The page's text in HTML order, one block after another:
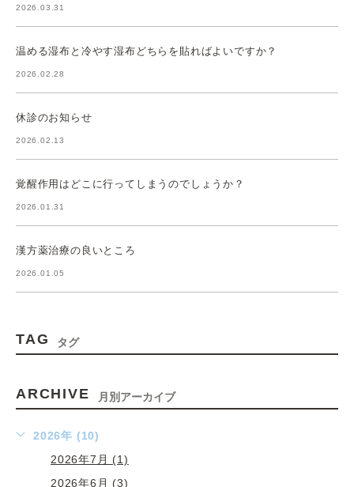
2026.03.31
温める湿布と冷やす湿布どちらを貼ればよいですか？
2026.02.28
休診のお知らせ
2026.02.13
覚醒作用はどこに行ってしまうのでしょうか？
2026.01.31
漢方薬治療の良いところ
2026.01.05
TAG タグ
ARCHIVE 月別アーカイブ
2026年 (10)
2026年7月 (1)
2026年6月 (3)